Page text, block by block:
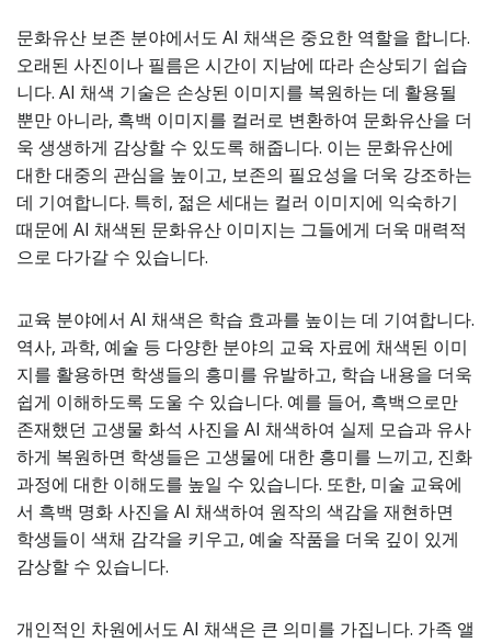
문화유산 보존 분야에서도 AI 채색은 중요한 역할을 합니다.
오래된 사진이나 필름은 시간이 지남에 따라 손상되기 쉽습
니다. AI 채색 기술은 손상된 이미지를 복원하는 데 활용될
뿐만 아니라, 흑백 이미지를 컬러로 변환하여 문화유산을 더
욱 생생하게 감상할 수 있도록 해줍니다. 이는 문화유산에
대한 대중의 관심을 높이고, 보존의 필요성을 더욱 강조하는
데 기여합니다. 특히, 젊은 세대는 컬러 이미지에 익숙하기
때문에 AI 채색된 문화유산 이미지는 그들에게 더욱 매력적
으로 다가갈 수 있습니다.
교육 분야에서 AI 채색은 학습 효과를 높이는 데 기여합니다.
역사, 과학, 예술 등 다양한 분야의 교육 자료에 채색된 이미
지를 활용하면 학생들의 흥미를 유발하고, 학습 내용을 더욱
쉽게 이해하도록 도울 수 있습니다. 예를 들어, 흑백으로만
존재했던 고생물 화석 사진을 AI 채색하여 실제 모습과 유사
하게 복원하면 학생들은 고생물에 대한 흥미를 느끼고, 진화
과정에 대한 이해도를 높일 수 있습니다. 또한, 미술 교육에
서 흑백 명화 사진을 AI 채색하여 원작의 색감을 재현하면
학생들이 색채 감각을 키우고, 예술 작품을 더욱 깊이 있게
감상할 수 있습니다.
개인적인 차원에서도 AI 채색은 큰 의미를 가집니다. 가족 앨